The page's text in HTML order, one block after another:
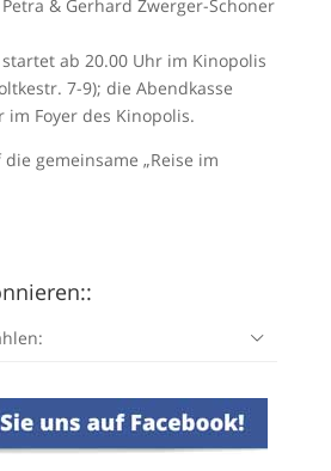
& Gerhard Zwerger-Schoner
ab 20.00 Uhr im Kinopolis
7-9); die Abendkasse
im Foyer des Kinopolis.
gemeinsame „Reise im